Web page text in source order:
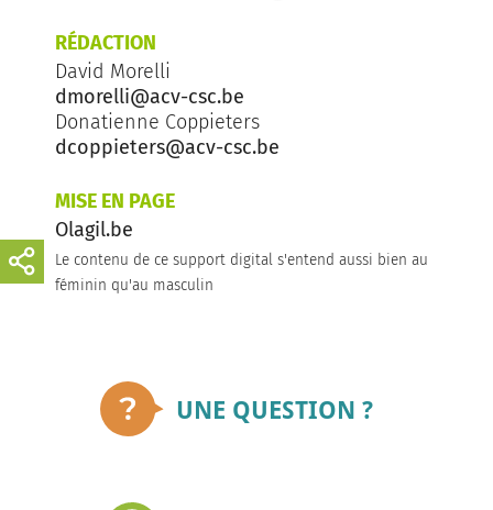
RÉDACTION
David Morelli
dmorelli@acv-csc.be
Donatienne Coppieters
dcoppieters@acv-csc.be
MISE EN PAGE
Olagil.be
Le contenu de ce support digital s'entend aussi bien au
féminin qu'au masculin
UNE QUESTION ?